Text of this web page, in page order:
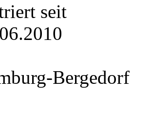
seit
Bergedorf